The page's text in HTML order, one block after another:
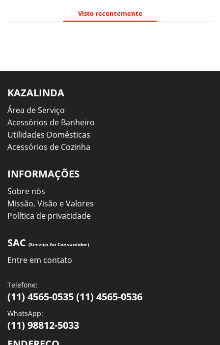
Visto recentemente
KAZALINDA
Área de Serviço
Acessórios de Banheiro
Utilidades Domésticas
Acessórios de Cozinha
INFORMAÇÕES
Sobre nós
Missão, Visão e Valores
Política de privacidade
SAC (Serviço Ao Consumidor)
Entre em contato
Telefone:
(11) 4565-0535 (11) 4565-0536
WhatsApp:
(11) 98812-5033